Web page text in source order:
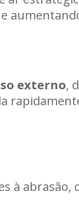
externo,
à